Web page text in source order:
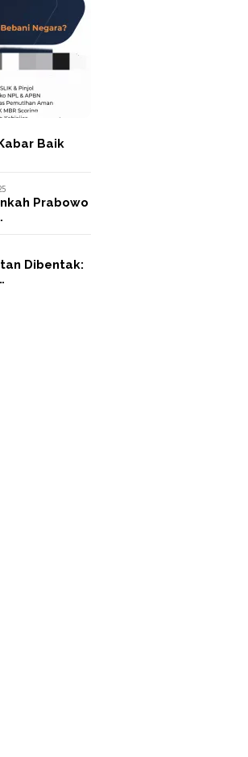
Baik
Prabowo
Dibentak: